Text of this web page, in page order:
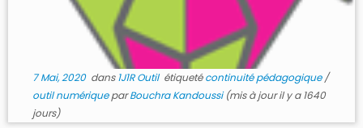
7 Mai, 2020dans1J1R Outil étiquetécontinuité pédagogique/
outil numériqueparBouchra Kandoussi(mis à jour il y a 1640
jours)